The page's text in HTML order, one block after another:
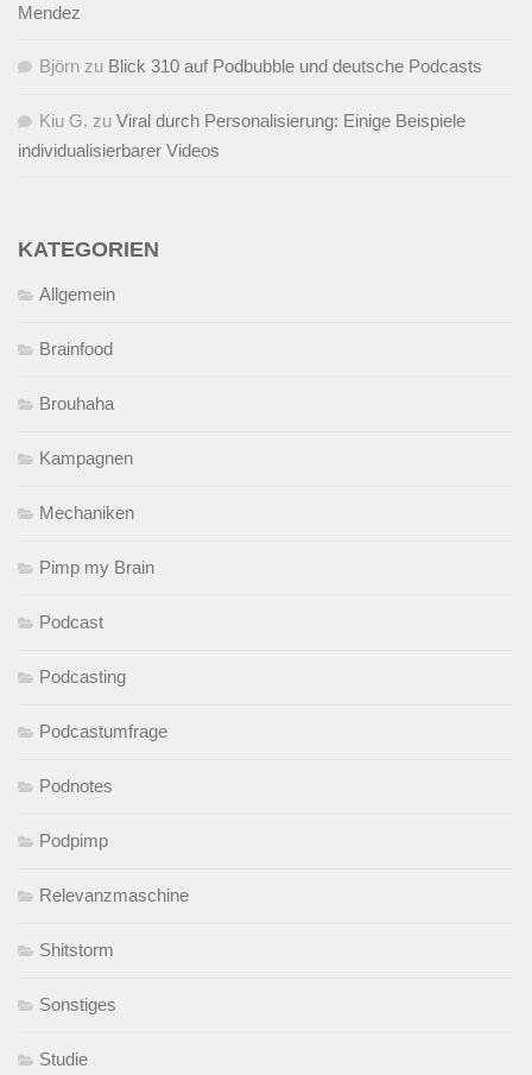
Mendez
Björn zu Blick 310 auf Podbubble und deutsche Podcasts
Kiu G. zu Viral durch Personalisierung: Einige Beispiele
individualisierbarer Videos
KATEGORIEN
Allgemein
Brainfood
Brouhaha
Kampagnen
Mechaniken
Pimp my Brain
Podcast
Podcasting
Podcastumfrage
Podnotes
Podpimp
Relevanzmaschine
Shitstorm
Sonstiges
Studie